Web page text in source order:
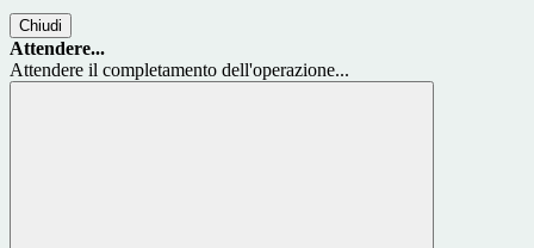
Chiudi
Attendere...
Attendere il completamento dell'operazione...